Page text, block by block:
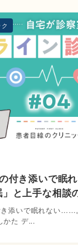
付き添いで眠
と上手な相談
添いで眠れない……
かた デ...